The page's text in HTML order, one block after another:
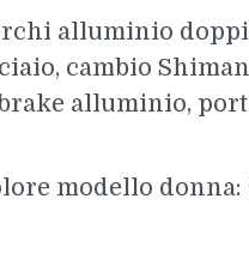
alluminio
cambio
alluminio,
modello